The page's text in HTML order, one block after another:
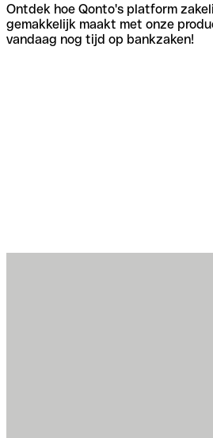
Ontdek hoe Qonto's platform
gemakkelijk maakt met onze
vandaag nog tijd op bankzaken!